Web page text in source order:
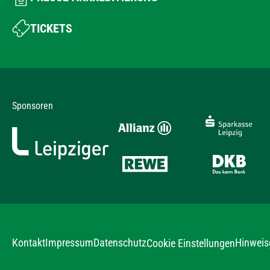
TICKETS
Sponsoren
KontaktImpressumDatenschutzCookie Einstellungen